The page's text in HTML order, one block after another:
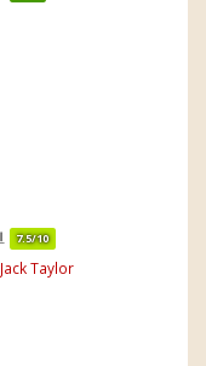
7.5/10
Jack Taylor